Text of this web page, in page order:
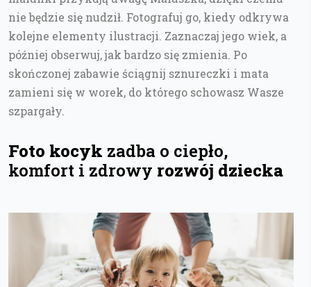
nie będzie się nudził. Fotografuj go, kiedy odkrywa
kolejne elementy ilustracji. Zaznaczaj jego wiek, a
później obserwuj, jak bardzo się zmienia. Po
skończonej zabawie ściągnij sznureczki i mata
zamieni się w worek, do którego schowasz Wasze
szpargały.
Foto kocyk zadba o ciepło,
komfort i zdrowy rozwój dziecka